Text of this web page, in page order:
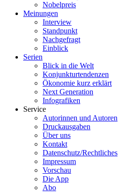
Nobelpreis
Meinungen
Interview
Standpunkt
Nachgefragt
Einblick
Serien
Blick in die Welt
Konjunkturtendenzen
Ökonomie kurz erklärt
Next Generation
Infografiken
Service
Autorinnen und Autoren
Druckausgaben
Über uns
Kontakt
Datenschutz/Rechtliches
Impressum
Vorschau
Die App
Abo